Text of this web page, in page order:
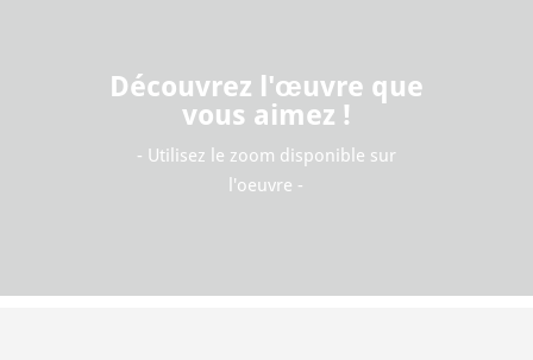
Découvrez l'œuvre que
vous aimez !
- Utilisez le zoom disponible sur
l'oeuvre -